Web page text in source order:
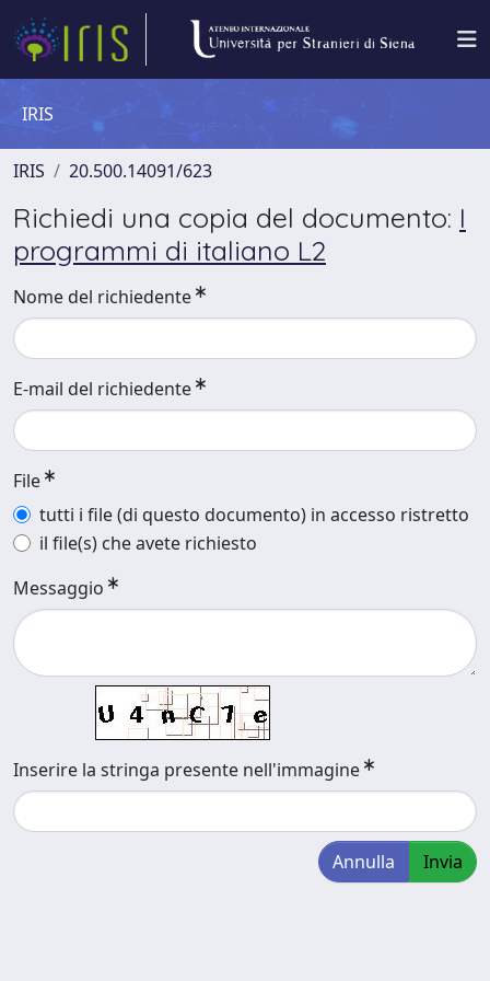
IRIS
IRIS 20.500.14091/623
Richiedi una copia del documento: I
programmi di italiano L2
Nome del richiedente
E-mail del richiedente
File
tutti i file (di questo documento) in accesso ristretto
il file(s) che avete richiesto
Messaggio
Inserire la stringa presente nell'immagine
Annulla Invia